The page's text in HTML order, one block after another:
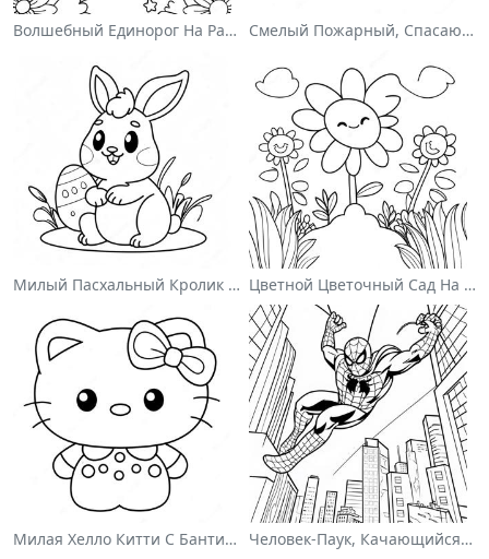
Волшебный Единорог На Раскраске С Радугой Смелый Пожарный, Спасающий Кота Раскраска
Милый Пасхальный Кролик На Раскраске Цветной Цветочный Сад На Раскраске
Милая Хелло Китти С Бантиком - Раскраска Человек-Паук, Качающийся По Городу - Раскраска